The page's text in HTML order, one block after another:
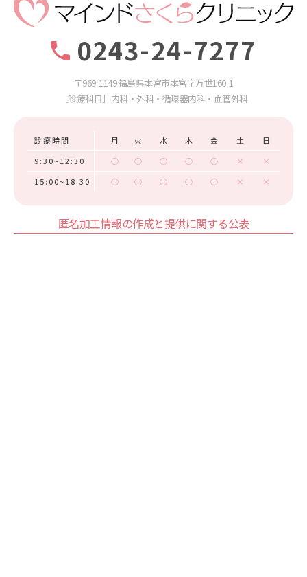
0243-24-7277
〒969-1149 福島県本宮市本宮字万世160-1
［診療科目］内科・外科・循環器内科・血管外科
診療時間 月 火 水 木 金 土
日
9:30~12:30
○ ○ ○ ○ ○ ×
×
15:00~18:30
○ ○ ○ ○ ○ × ×
匿名加工情報の作成と提供に関する公表